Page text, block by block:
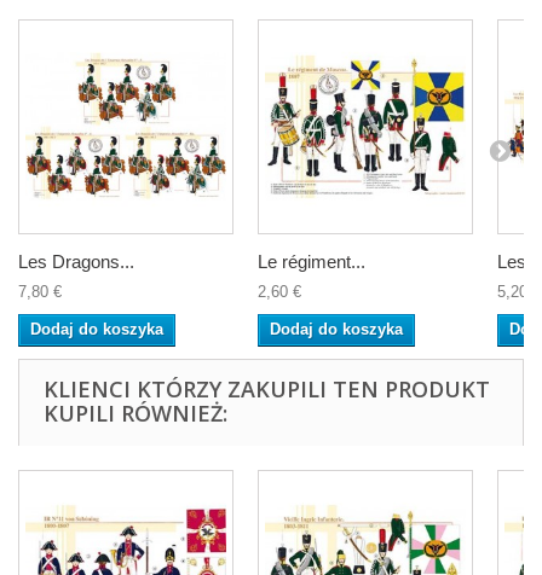
Les Dragons...
7,80 €
Dodaj do koszyka
Le régiment...
2,60 €
Dodaj do koszyka
Les...
5,20 €
KLIENCI KTÓRZY ZAKUPILI TEN PRODUKT
KUPILI RÓWNIEŻ: